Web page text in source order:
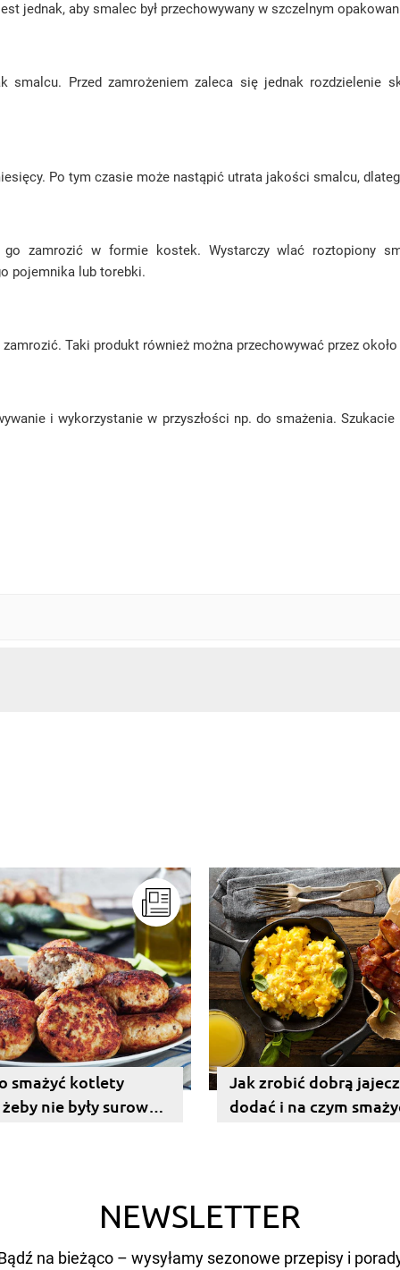
jednak, aby smalec był przechowywany w szczelnym
smalcu. Przed zamrożeniem zaleca się jednak
Po tym czasie może nastąpić utrata jakości smalcu,
go zamrozić w formie kostek. Wystarczy wlać roztopiony
pojemnika lub torebki.
Taki produkt również można przechowywać przez
i wykorzystanie w przyszłości np. do smażenia.
smażyć kotlety
nie były surowe?
Jak zrobić dobrą
dodać i na czym
NEWSLETTER
na bieżąco – wysyłamy sezonowe przepisy i